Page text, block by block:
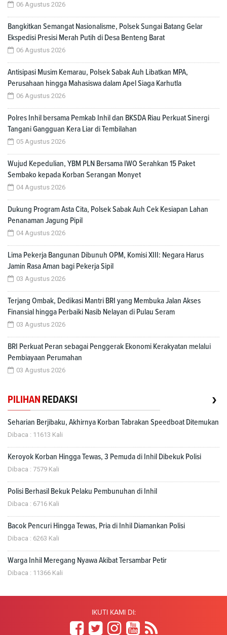
06 Agustus 2026
Bangkitkan Semangat Nasionalisme, Polsek Sungai Batang Gelar
Ekspedisi Presisi Merah Putih di Desa Benteng Barat
06 Agustus 2026
Antisipasi Musim Kemarau, Polsek Sabak Auh Libatkan MPA,
Perusahaan hingga Mahasiswa dalam Apel Siaga Karhutla
06 Agustus 2026
Polres Inhil bersama Pemkab Inhil dan BKSDA Riau Perkuat Sinergi
Tangani Gangguan Kera Liar di Tembilahan
05 Agustus 2026
Wujud Kepedulian, YBM PLN Bersama IWO Serahkan 15 Paket
Sembako kepada Korban Serangan Monyet
04 Agustus 2026
Dukung Program Asta Cita, Polsek Sabak Auh Cek Kesiapan Lahan
Penanaman Jagung Pipil
04 Agustus 2026
Lima Pekerja Bangunan Dibunuh OPM, Komisi XIII: Negara Harus
Jamin Rasa Aman bagi Pekerja Sipil
03 Agustus 2026
Terjang Ombak, Dedikasi Mantri BRI yang Membuka Jalan Akses
Finansial hingga Perbaiki Nasib Nelayan di Pulau Seram
03 Agustus 2026
BRI Perkuat Peran sebagai Penggerak Ekonomi Kerakyatan melalui
Pembiayaan Perumahan
03 Agustus 2026
PILIHAN REDAKSI ›
Seharian Berjibaku, Akhirnya Korban Tabrakan Speedboat Ditemukan
Dibaca : 11613 Kali
Keroyok Korban Hingga Tewas, 3 Pemuda di Inhil Dibekuk Polisi
Dibaca : 7579 Kali
Polisi Berhasil Bekuk Pelaku Pembunuhan di Inhil
Dibaca : 6716 Kali
Bacok Pencuri Hingga Tewas, Pria di Inhil Diamankan Polisi
Dibaca : 6263 Kali
Warga Inhil Meregang Nyawa Akibat Tersambar Petir
Dibaca : 11366 Kali
IKUTI KAMI DI: